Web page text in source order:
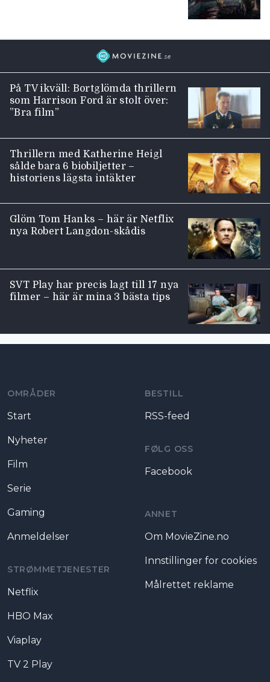
På TV ikväll: Bortglömda thrillern
som Harrison Ford är stolt över:
”Bra film”
Thrillern med Katherine Heigl
sålde bara 6 biobiljetter –
historiens lägsta intäkter
Glöm Tom Hanks – här är Netflix
nya Robert Langdon-skådis
SVT Play har precis lagt till 17 nya
filmer – här är mina 3 bästa tips
OMRÅDER
Start
Nyheter
Film
Serie
Gaming
Anmeldelser
STRØMMETJENESTER
Netflix
HBO Max
Viaplay
TV 2 Play
BESTILL
RSS-feed
FØLG OSS
Facebook
ANNET
Om MovieZine.no
Innstillinger for cookies
Målrettet reklame